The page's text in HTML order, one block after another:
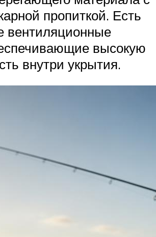
пропиткой. Есть
вентиляционные
высокую
внутри укрытия.